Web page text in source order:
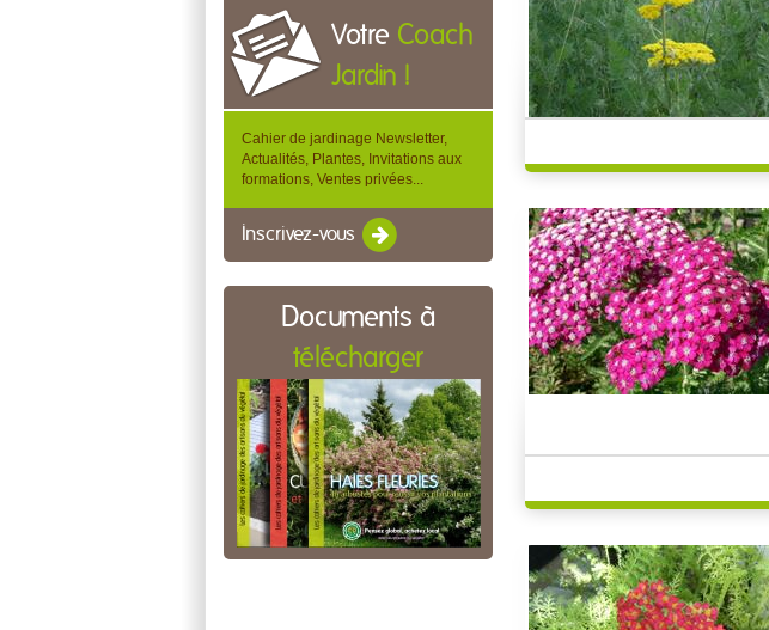
Votre Coach
Jardin !
Cahier de jardinage Newsletter,
Actualités, Plantes, Invitations aux
formations, Ventes privées...
Inscrivez-vous
Documents à
télécharger